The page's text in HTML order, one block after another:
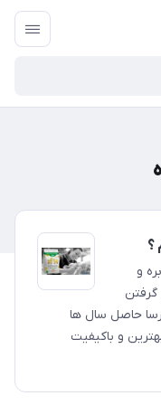
؟
و
گرفتن
حاصل سال ها
و باکیفیت